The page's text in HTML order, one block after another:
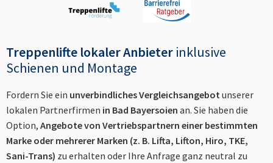
Treppenlifte lokaler Anbieter inklusive
Schienen und Montage
Fordern Sie ein unverbindliches Vergleichsangebotunserer
lokalen Partnerfirmen in Bad Bayersoien an. Sie haben die
Option, Angebote von Vertriebspartnern einer bestimmten
Marke oder mehrerer Marken (z. B. Lifta, Lifton, Hiro, TKE,
Sani-Trans) zu erhalten oder Ihre Anfrage ganz neutral zu